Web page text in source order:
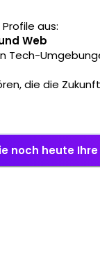
aus:
Web
Tech-
die die Zukunft
noch heute